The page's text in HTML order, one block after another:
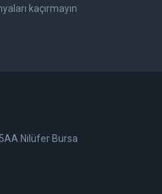
kaçırmayın
Nilüfer Bursa